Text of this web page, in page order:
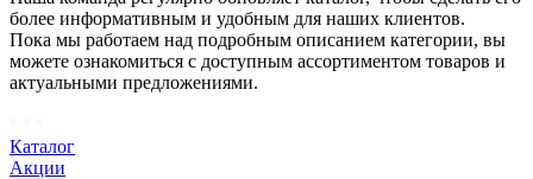
более информативным и удобным для наших клиентов.
Пока мы работаем над подробным описанием категории, вы
можете ознакомиться с доступным ассортиментом товаров и
актуальными предложениями.
Каталог
Акции